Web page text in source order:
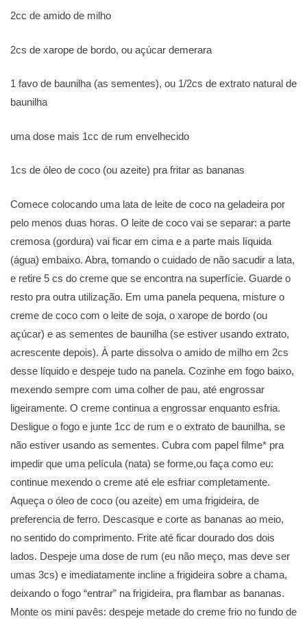
2cc de amido de milho
2cs de xarope de bordo, ou açúcar demerara
1 favo de baunilha (as sementes), ou 1/2cs de extrato natural de
baunilha
uma dose mais 1cc de rum envelhecido
1cs de óleo de coco (ou azeite) pra fritar as bananas
Comece colocando uma lata de leite de coco na geladeira por
pelo menos duas horas. O leite de coco vai se separar: a parte
cremosa (gordura) vai ficar em cima e a parte mais líquida
(água) embaixo. Abra, tomando o cuidado de não sacudir a lata,
e retire 5 cs do creme que se encontra na superfície. Guarde o
resto pra outra utilização. Em uma panela pequena, misture o
creme de coco com o leite de soja, o xarope de bordo (ou
açúcar) e as sementes de baunilha (se estiver usando extrato,
acrescente depois). À parte dissolva o amido de milho em 2cs
desse líquido e despeje tudo na panela. Cozinhe em fogo baixo,
mexendo sempre com uma colher de pau, até engrossar
ligeiramente. O creme continua a engrossar enquanto esfria.
Desligue o fogo e junte 1cc de rum e o extrato de baunilha, se
não estiver usando as sementes. Cubra com papel filme* pra
impedir que uma película (nata) se forme,ou faça como eu:
continue mexendo o creme até ele esfriar completamente.
Aqueça o óleo de coco (ou azeite) em uma frigideira, de
preferencia de ferro. Descasque e corte as bananas ao meio,
no sentido do comprimento. Frite até ficar dourado dos dois
lados. Despeje uma dose de rum (eu não meço, mas deve ser
umas 3cs) e imediatamente incline a frigideira sobre a chama,
deixando o fogo “entrar” na frigideira, pra flambar as bananas.
Monte os mini pavês: despeje metade do creme frio no fundo de